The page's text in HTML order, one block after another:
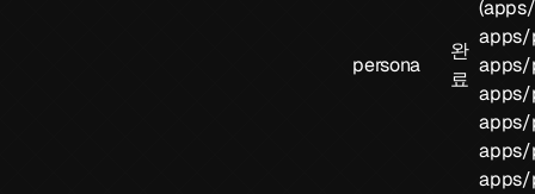
persona
완
료
(
apps/
apps/
apps/
apps/
apps/
apps/